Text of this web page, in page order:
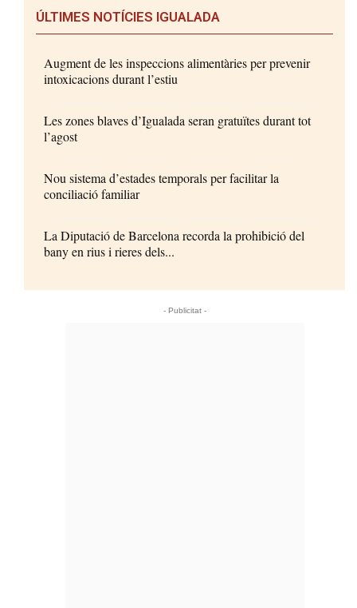
ÚLTIMES NOTÍCIES IGUALADA
Augment de les inspeccions alimentàries per prevenir
intoxicacions durant l’estiu
Les zones blaves d’Igualada seran gratuïtes durant tot
l’agost
Nou sistema d’estades temporals per facilitar la
conciliació familiar
La Diputació de Barcelona recorda la prohibició del
bany en rius i rieres dels...
- Publicitat -